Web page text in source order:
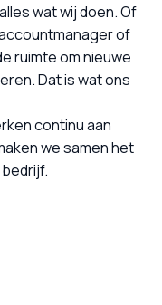
wat wij doen. Of
of
ruimte om nieuwe
Dat is wat ons
continu aan
we samen het